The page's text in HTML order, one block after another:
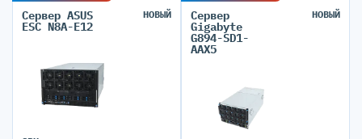
Сервер ASUS
ESC N8A-E12
НОВЫЙ Сервер
Gigabyte
G894-SD1-
AAX5
НОВЫЙ